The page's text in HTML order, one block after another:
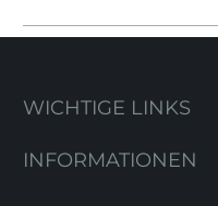
WICHTIGE LINKS
INFORMATIONEN